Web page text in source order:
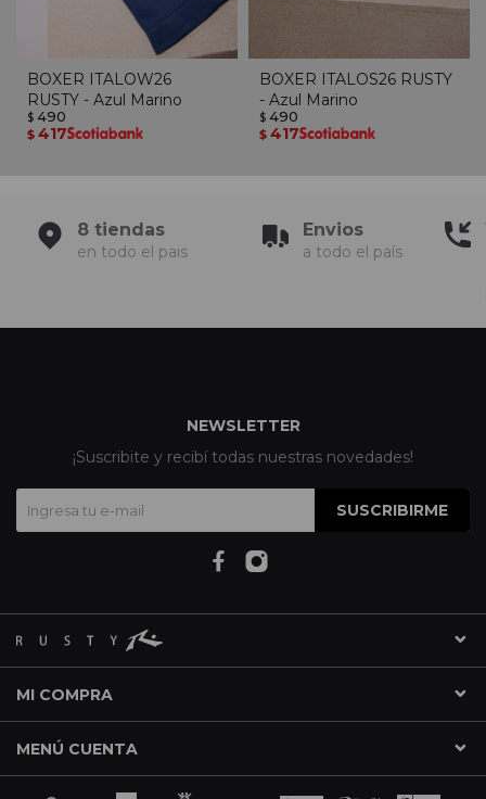
BOXER ITALOW26
RUSTY - Azul Marino
$ 490
$ 417
BOXER ITALOS26 RUSTY
- Azul Marino
$ 490
$ 417
8 tiendas
en todo el pais
Envios
a todo el país
MI COMPRA
MENÚ CUENTA
NEWSLETTER
¡Suscribite y recibí todas nuestras novedades!
SUSCRIBIRME